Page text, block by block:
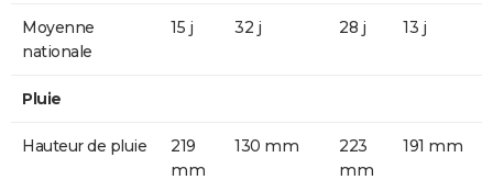
Moyenne
nationale
15 j 32 j 28 j 13 j
Pluie
Hauteur de pluie
219
mm
130 mm
223
mm
191 mm